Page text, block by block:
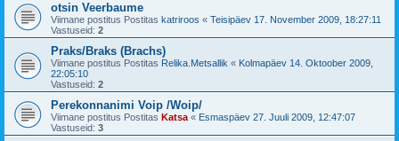
otsin Veerbaume
Viimane postitus Postitas katriroos « Teisipäev 17. November 2009, 18:27:11
Vastuseid: 2
Praks/Braks (Brachs)
Viimane postitus Postitas Relika.Metsallik « Kolmapäev 14. Oktoober 2009,
22:05:10
Vastuseid: 2
Perekonnanimi Voip /Woip/
Viimane postitus Postitas Katsa « Esmaspäev 27. Juuli 2009, 12:47:07
Vastuseid: 3